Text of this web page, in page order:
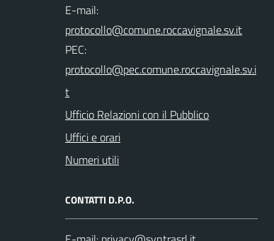
E-mail:
PEC:
Ufficio Relazioni con il Pubblico
Uffici e orari
Numeri utili
CONTATTI D.P.O.